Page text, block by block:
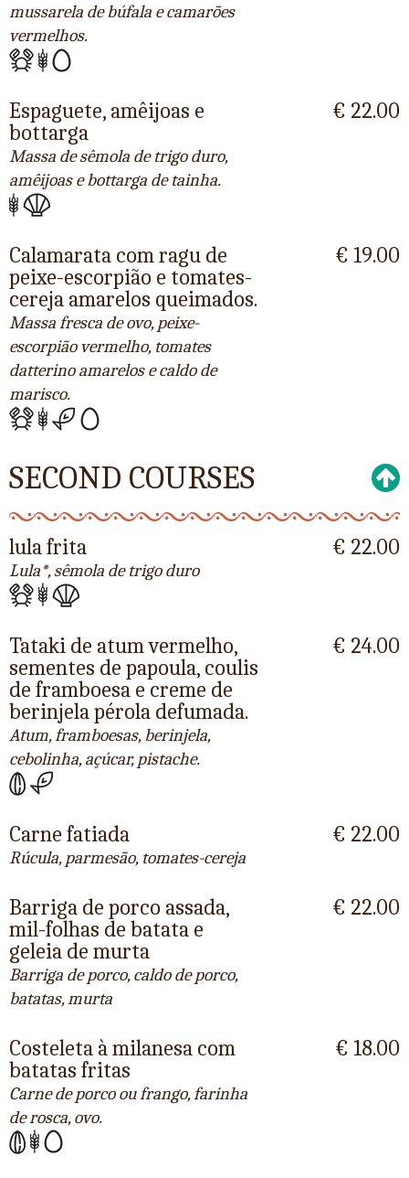
mussarela de búfala e camarões
vermelhos.
Espaguete, amêijoas e
bottarga
Massa de sêmola de trigo duro,
amêijoas e bottarga de tainha.
€ 22.00
Calamarata com ragu de
peixe-escorpião e tomates-
cereja amarelos queimados.
Massa fresca de ovo, peixe-
escorpião vermelho, tomates
datterino amarelos e caldo de
marisco.
€ 19.00
SECOND COURSES
lula frita
Lula*, sêmola de trigo duro
€ 22.00
Tataki de atum vermelho,
sementes de papoula, coulis
de framboesa e creme de
berinjela pérola defumada.
Atum, framboesas, berinjela,
cebolinha, açúcar, pistache.
€ 24.00
Carne fatiada
Rúcula, parmesão, tomates-cereja
€ 22.00
Barriga de porco assada,
mil-folhas de batata e
geleia de murta
Barriga de porco, caldo de porco,
batatas, murta
€ 22.00
Costeleta à milanesa com
batatas fritas
Carne de porco ou frango, farinha
de rosca, ovo.
€ 18.00